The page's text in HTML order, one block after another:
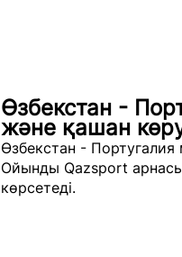
Өзбекстан -
және қашан
Өзбекстан -
Ойынды Qazsport
көрсетеді.